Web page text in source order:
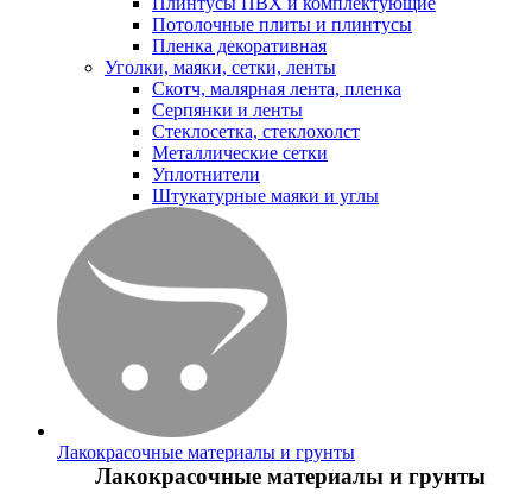
Потолочные плиты и плинтусы
Пленка декоративная
Уголки, маяки, сетки, ленты
Скотч, малярная лента, пленка
Серпянки и ленты
Стеклосетка, стеклохолст
Металлические сетки
Уплотнители
Штукатурные маяки и углы
Лакокрасочные материалы и грунты
Лакокрасочные материалы и грунты